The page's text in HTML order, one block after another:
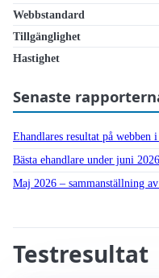
Webbstandard
Tillgänglighet
Hastighet
Senaste
Ehandlares resultat på webben
Bästa ehandlare under juni 2026
Maj 2026 – sammanställning
Testresultat